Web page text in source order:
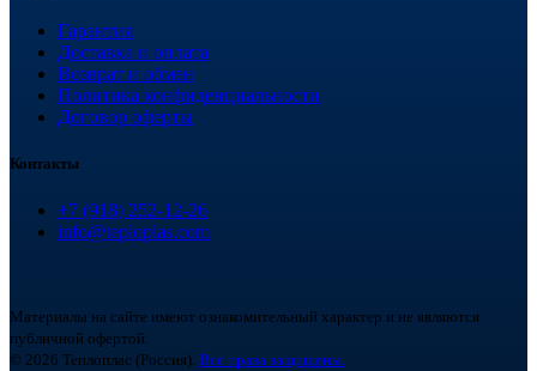
Гарантия
Доставка и оплата
Возврат и обмен
Политика конфиденциальности
Договор оферты
Контакты
+7 (918) 252-12-26
info@teploplas.com
Материалы на сайте имеют ознакомительный характер и не являются
публичной офертой.
© 2026 Теплоплас (Россия). Все права защищены.